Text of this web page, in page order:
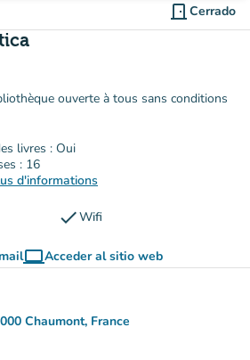
door_front Cerrado
ouverte à tous sans conditions
livres : Oui
: 16
d'informations
checkWifi
computerAcceder al sitio web
(nueva pestaña)
Chaumont, France
en Google Maps)
pestaña)